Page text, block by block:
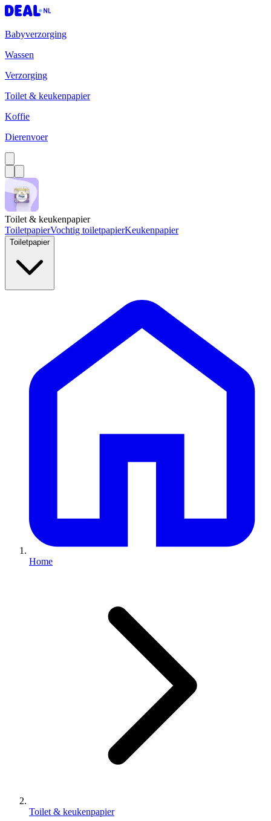
Babyverzorging
Wassen
Verzorging
Toilet & keukenpapier
Koffie
Dierenvoer
Toilet & keukenpapier
ToiletpapierVochtig toiletpapierKeukenpapier
Toiletpapier
Home
Toilet & keukenpapier